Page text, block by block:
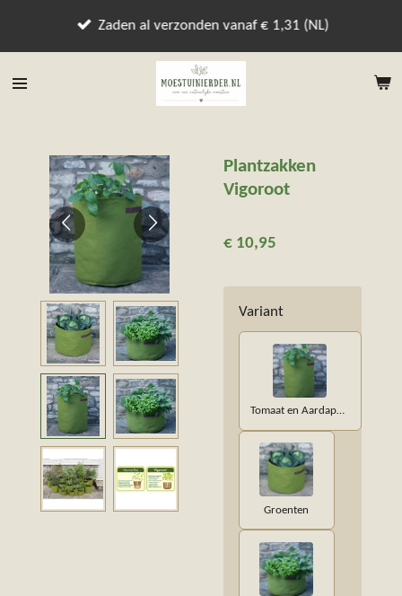
de
Zaden al verzonden vanaf € 1,31 (NL)
Plantzakken
Vigoroot
€ 10,95
Variant
Tomaat en Aardappelen
Groenten